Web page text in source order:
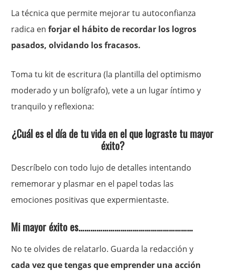
La técnica que permite mejorar tu autoconfianza
radica enforjar el hábito de recordar los logros
pasados, olvidando los fracasos.
Toma tu kit de escritura (la plantilla del optimismo
moderado y un bolígrafo), vete a un lugar íntimo y
tranquilo y reflexiona:
¿Cuál es el día de tu vida en el que lograste tu mayor
éxito?
Descríbelo con todo lujo de detalles intentando
rememorar y plasmar en el papel todas las
emociones positivas que expermientaste.
Mi mayor éxito es…………………………………………………
No te olvides de relatarlo. Guarda la redacción y
cada vez que tengas que emprender una acción